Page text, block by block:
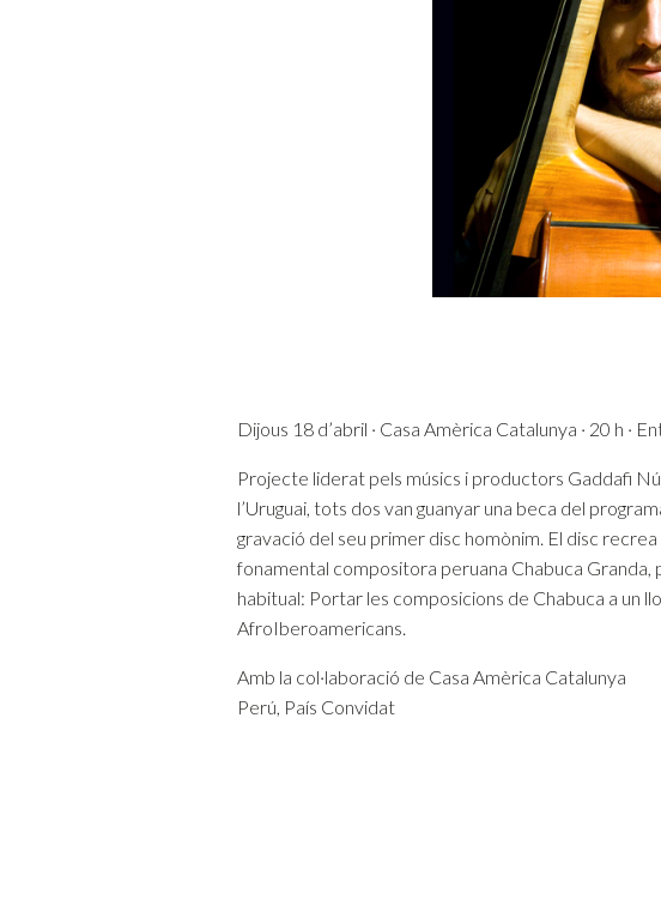
Dijous 18 d’abril · Casa Amèrica Catalunya · 20 h ·
Projecte liderat pels músics i productors Gaddafi
l’Uruguai, tots dos van guanyar una beca del
gravació del seu primer disc homònim. El disc
fonamental compositora peruana Chabuca Granda,
habitual: Portar les composicions de Chabuca a un
AfroIberoamericans.
Amb la col·laboració de Casa Amèrica Catalunya
Perú, País Convidat